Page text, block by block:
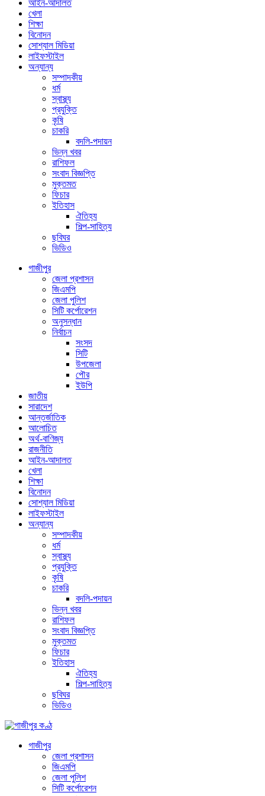
আইন-আদালত
খেলা
শিক্ষা
বিনোদন
সোশ্যাল মিডিয়া
লাইফস্টাইল
অন্যান্য
সম্পাদকীয়
ধর্ম
স্বাস্থ্য
প্রযুক্তি
কৃষি
চাকরি
বদলি-পদায়ন
ভিন্ন খবর
রাশিফল
সংবাদ বিজ্ঞপ্তি
মুক্তমত
ফিচার
ইতিহাস
ঐতিহ্য
শিল্প-সাহিত্য
ছবিঘর
ভিডিও
গাজীপুর
জেলা প্রশাসন
জিএমপি
জেলা পুলিশ
সিটি কর্পোরেশন
অনুসন্ধান
নির্বাচন
সংসদ
সিটি
উপজেলা
পৌর
ইউপি
জাতীয়
সারাদেশ
আন্তর্জাতিক
আলোচিত
অর্থ-বাণিজ্য
রাজনীতি
আইন-আদালত
খেলা
শিক্ষা
বিনোদন
সোশ্যাল মিডিয়া
লাইফস্টাইল
অন্যান্য
সম্পাদকীয়
ধর্ম
স্বাস্থ্য
প্রযুক্তি
কৃষি
চাকরি
বদলি-পদায়ন
ভিন্ন খবর
রাশিফল
সংবাদ বিজ্ঞপ্তি
মুক্তমত
ফিচার
ইতিহাস
ঐতিহ্য
শিল্প-সাহিত্য
ছবিঘর
ভিডিও
গাজীপুর
জেলা প্রশাসন
জিএমপি
জেলা পুলিশ
সিটি কর্পোরেশন